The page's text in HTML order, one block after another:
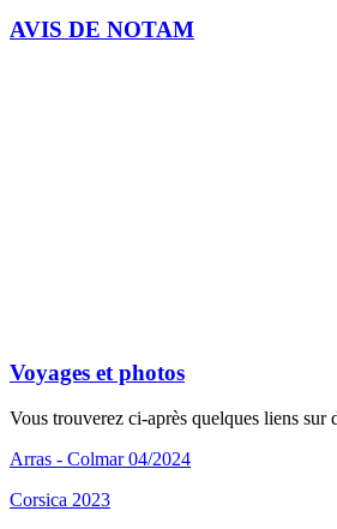
AVIS DE NOTAM
Voyages et photos
Vous trouverez ci-après quelques liens sur
Arras - Colmar 04/2024
Corsica 2023